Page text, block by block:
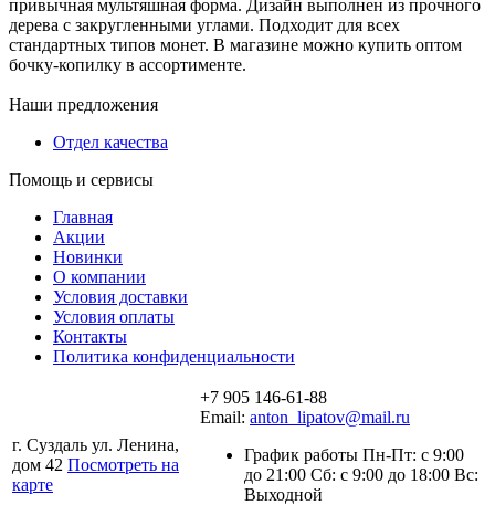
привычная мультяшная форма. Дизайн выполнен из прочного
дерева с закругленными углами. Подходит для всех
стандартных типов монет. В магазине можно купить оптом
бочку-копилку в ассортименте.
Наши предложения
Отдел качества
Помощь и сервисы
Главная
Акции
Новинки
О компании
Условия доставки
Условия оплаты
Контакты
Политика конфиденциальности
г. Суздаль ул. Ленина,
дом 42 Посмотреть на
карте
+7 905 146-61-88
Email: anton_lipatov@mail.ru
График работы Пн-Пт: с 9:00
до 21:00 Сб: с 9:00 до 18:00 Вс:
Выходной